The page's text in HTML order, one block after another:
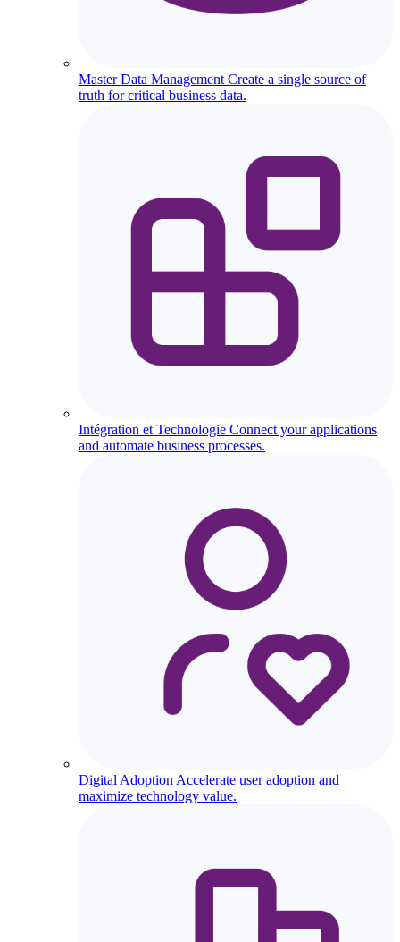
Master Data Management Create a single source of
truth for critical business data.
Intégration et Technologie Connect your applications
and automate business processes.
Digital Adoption Accelerate user adoption and
maximize technology value.